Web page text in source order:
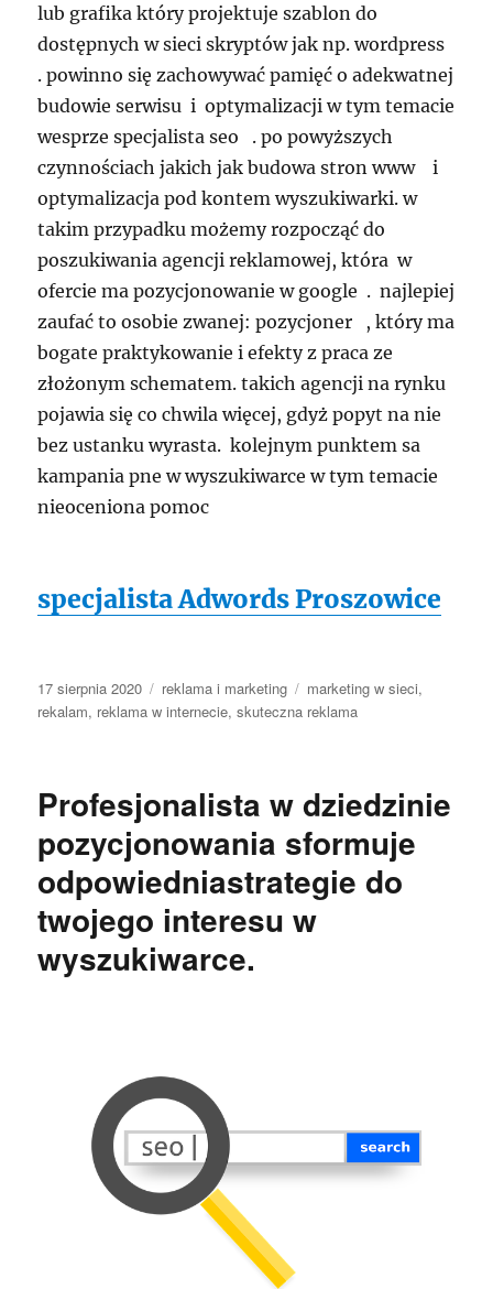
lub grafika który projektuje szablon do
dostępnych w sieci skryptów jak np. wordpress
. powinno się zachowywać pamięć o adekwatnej
budowie serwisu i optymalizacji w tym temacie
wesprze specjalista seo . po powyższych
czynnościach jakich jak budowa stron www i
optymalizacja pod kontem wyszukiwarki. w
takim przypadku możemy rozpocząć do
poszukiwania agencji reklamowej, która w
ofercie ma pozycjonowanie w google . najlepiej
zaufać to osobie zwanej: pozycjoner , który ma
bogate praktykowanie i efekty z praca ze
złożonym schematem. takich agencji na rynku
pojawia się co chwila więcej, gdyż popyt na nie
bez ustanku wyrasta. kolejnym punktem sa
kampania pne w wyszukiwarce w tym temacie
nieoceniona pomoc
specjalista Adwords Proszowice
Data
publikacji
17 sierpnia 2020 Kategorie
reklama i marketing Tagi
marketing w sieci,
rekalam, reklama w internecie,skuteczna reklama
Profesjonalista w dziedzinie
pozycjonowania sformuje
odpowiedniastrategie do
twojego interesu w
wyszukiwarce.